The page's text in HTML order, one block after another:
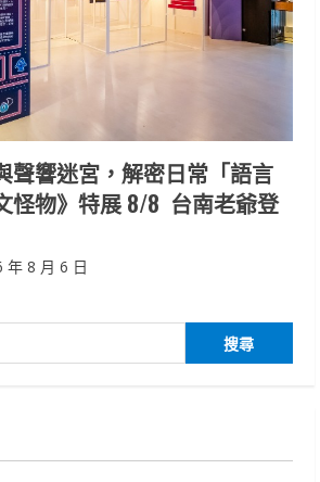
聲響迷宮，解密日常「語言
怪物》特展 8/8 台南老爺登
年 8 月 6 日